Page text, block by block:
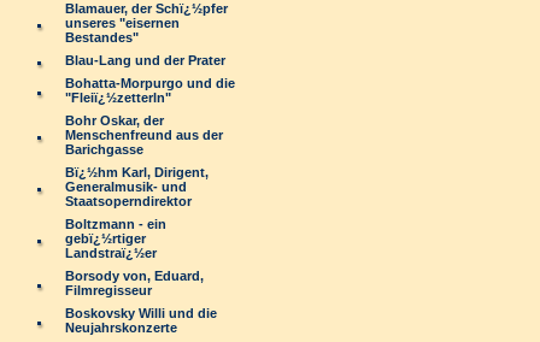
Blamauer, der Schï¿½pfer
unseres "eisernen
Bestandes"
Blau-Lang und der Prater
Bohatta-Morpurgo und die
"Fleiï¿½zetterln"
Bohr Oskar, der
Menschenfreund aus der
Barichgasse
Bï¿½hm Karl, Dirigent,
Generalmusik- und
Staatsoperndirektor
Boltzmann - ein
gebï¿½rtiger
Landstraï¿½er
Borsody von, Eduard,
Filmregisseur
Boskovsky Willi und die
Neujahrskonzerte